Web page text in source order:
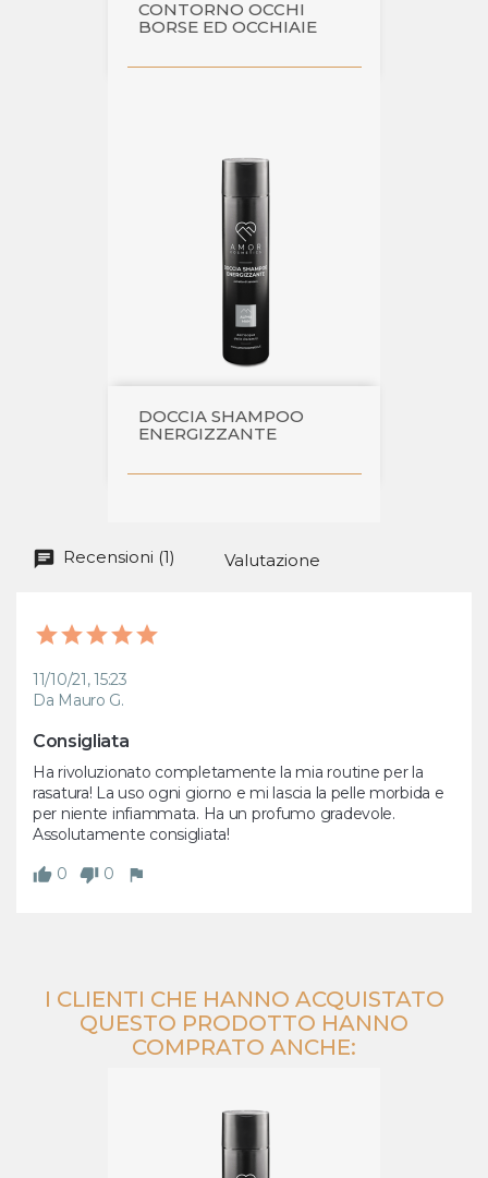
CONTORNO OCCHI
BORSE ED OCCHIAIE
DOCCIA SHAMPOO
ENERGIZZANTE
Recensioni (1) Valutazione
11/10/21, 15:23
Da Mauro G.
Consigliata
Ha rivoluzionato completamente la mia routine per la
rasatura! La uso ogni giorno e mi lascia la pelle morbida e
per niente infiammata. Ha un profumo gradevole.
Assolutamente consigliata!
0
0
I CLIENTI CHE HANNO ACQUISTATO
QUESTO PRODOTTO HANNO
COMPRATO ANCHE: